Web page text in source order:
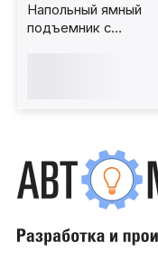
Напольный ямный
подъемник с